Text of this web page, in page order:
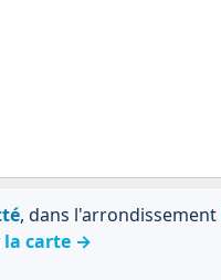
, dans l'arrondissement
la carte →